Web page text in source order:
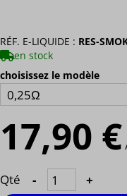
RÉF. E-LIQUIDE : RES-
en stock
choisissez le modèle
17,90 €
Qté -
+